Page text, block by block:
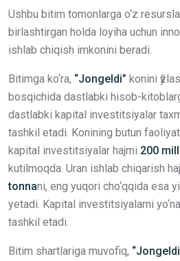
Ushbu bitim tomonlarga o‘z
birlashtirgan holda loyiha uchun
ishlab chiqish imkonini beradi.
Bitimga ko‘ra, “Jongeldi” konini
bosqichida dastlabki hisob-
dastlabki kapital investitsiyalar
tashkil etadi. Konining butun
kapital investitsiyalar hajmi 200
kutilmoqda. Uran ishlab chiqarish
tonnani, eng yuqori cho‘qqida esa
yetadi. Kapital investitsiyalarni
tashkil etadi.
Bitim shartlariga muvofiq,